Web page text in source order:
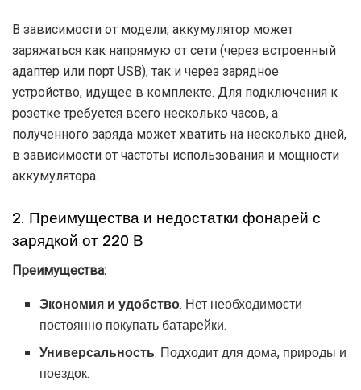
В зависимости от модели, аккумулятор может
заряжаться как напрямую от сети (через встроенный
адаптер или порт USB), так и через зарядное
устройство, идущее в комплекте. Для подключения к
розетке требуется всего несколько часов, а
полученного заряда может хватить на несколько дней,
в зависимости от частоты использования и мощности
аккумулятора.
2. Преимущества и недостатки фонарей с
зарядкой от 220 В
Преимущества:
Экономия и удобство. Нет необходимости
постоянно покупать батарейки.
Универсальность. Подходит для дома, природы и
поездок.